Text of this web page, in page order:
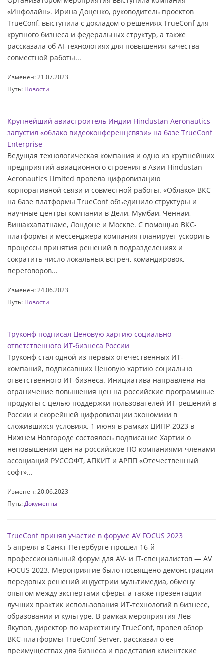
«Инфолайн». Ирина Доценко, руководитель проектов
TrueConf, выступила с докладом о решениях TrueConf для
крупного бизнеса и федеральных структур, а также
рассказала об AI-технологиях для повышения качества
совместной работы...
Изменен: 21.07.2023
Путь: Новости
Крупнейший авиастроитель Индии Hindustan Aeronautics
запустил «облако видеоконференцсвязи» на базе TrueConf
Enterprise
Ведущая технологическая компания и одно из крупнейших
предприятий авиационного строения в Азии Hindustan
Aeronautics Limited провела цифровизацию
корпоративной связи и совместной работы. «Облако» ВКС
на базе платформы TrueConf объединило структуры и
научные центры компании в Дели, Мумбаи, Ченнаи,
Вишакхапатнаме, Лондоне и Москве. С помощью ВКС-
платформы и мессенджера компания планирует ускорить
процессы принятия решений в подразделениях и
сократить число локальных встреч, командировок,
переговоров...
Изменен: 24.06.2023
Путь: Новости
Труконф подписал Ценовую хартию социально
ответственного ИТ-бизнеса России
Труконф стал одной из первых отечественных ИТ-
компаний, подписавших Ценовую хартию социально
ответственного ИТ-бизнеса. Инициатива направлена на
ограничение повышения цен на российские программные
продукты с целью поддержки пользователей ИТ-решений в
России и скорейшей цифровизации экономики в
сложившихся условиях. 1 июня в рамках ЦИПР-2023 в
Нижнем Новгороде состоялось подписание Хартии о
неповышении цен на российское ПО компаниями-членами
ассоциаций РУССОФТ, АПКИТ и АРПП «Отечественный
софт»...
Изменен: 20.06.2023
Путь: Документы
TrueConf принял участие в форуме AV FOCUS 2023
5 апреля в Санкт-Петербурге прошел 16-й
профессиональный форум для AV- и IT-специалистов — AV
FOCUS 2023. Мероприятие было посвящено демонстрации
передовых решений индустрии мультимедиа, обмену
опытом между экспертами сферы, а также презентации
лучших практик использования ИТ-технологий в бизнесе,
образовании и культуре. В рамках мероприятия Лев
Якупов, директор по маркетингу TrueConf, провел обзор
ВКС-платформы TrueConf Server, рассказал о ее
преимуществах для бизнеса и представил клиентские